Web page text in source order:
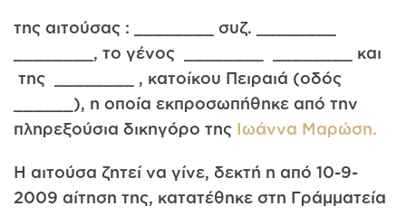
της αιτούσας : ________ συζ. ________
________, το γένος ________ ________ και
της ________ , κατοίκου Πειραιά (οδός
______), η οποία εκπροσωπήθηκε από την
πληρεξούσια δικηγόρο της Ιωάννα Μαρώση.
Η αιτούσα ζητεί να γίνε, δεκτή η από 10-9-
2009 αίτηση της, κατατέθηκε στη Γράμματεία